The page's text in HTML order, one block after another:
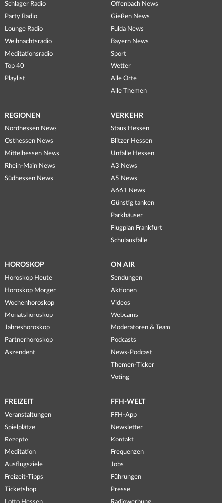
Schlager Radio
Party Radio
Lounge Radio
Weihnachtsradio
Meditationsradio
Top 40
Playlist
Offenbach News
Gießen News
Fulda News
Bayern News
Sport
Wetter
Alle Orte
Alle Themen
REGIONEN
Nordhessen News
Osthessen News
Mittelhessen News
Rhein-Main News
Südhessen News
VERKEHR
Staus Hessen
Blitzer Hessen
Unfälle Hessen
A3 News
A5 News
A661 News
Günstig tanken
Parkhäuser
Flugplan Frankfurt
Schulausfälle
HOROSKOP
Horoskop Heute
Horoskop Morgen
Wochenhoroskop
Monatshoroskop
Jahreshoroskop
Partnerhoroskop
Aszendent
ON AIR
Sendungen
Aktionen
Videos
Webcams
Moderatoren & Team
Podcasts
News-Podcast
Themen-Ticker
Voting
FREIZEIT
Veranstaltungen
Spielplätze
Rezepte
Meditation
Ausflugsziele
Freizeit-Tipps
Ticketshop
Lotto Hessen
FFH-WELT
FFH-App
Newsletter
Kontakt
Frequenzen
Jobs
Führungen
Presse
Radiowerbung